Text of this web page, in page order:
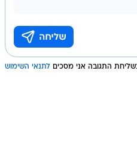
התגובה אני מסכים לתנאי השימוש